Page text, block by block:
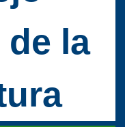
la